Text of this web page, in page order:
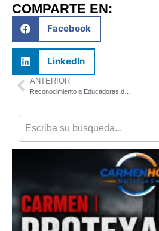
COMPARTE EN:
Facebook
LinkedIn
ANTERIOR